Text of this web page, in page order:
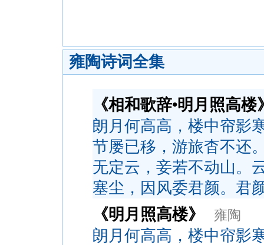
雍陶诗词全集
《相和歌辞•明月照高
朗月何高高，楼中帘影
节屡已移，游旅杳不还
无定云，妾若不动山。
塞尘，因风委君颜。君
《明月照高楼》
雍陶
朗月何高高，楼中帘影